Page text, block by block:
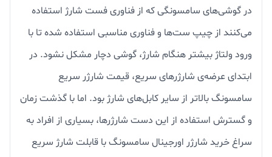
در گوشی‌های سامسونگی که از فناوری فست شارژ استفاده
می‌کنند از چیپ ست‌ها و فناوری مناسبی استفاده شده تا با
ورود ولتاژ بیشتر هنگام شارژ، گوشی دچار مشکل نشود. در
ابتدای عرضه‌ی شارژرهای سریع، قیمت شارژر سریع
سامسونگ بالاتر از سایر کابل‌های شارژ بود. اما با گذشت زمان
و گسترش استفاده از این دست شارژرها، بسیاری از افراد به
سراغ خرید شارژر اورجینال سامسونگ با قابلت شارژ سریع